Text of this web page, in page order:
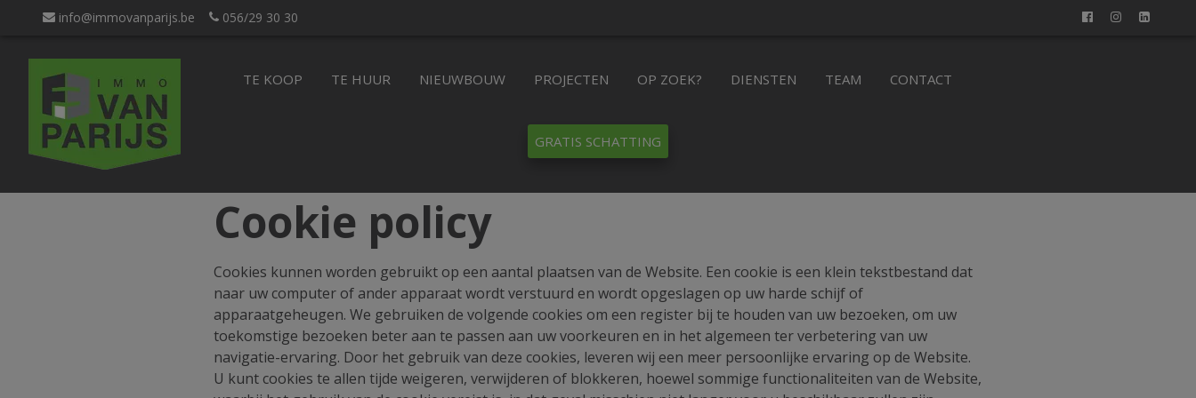
info@immovanparijs.be 056/29 30 30
TE KOOP TE HUUR NIEUWBOUW PROJECTEN OP ZOEK? DIENSTEN TEAM CONTACT
GRATIS SCHATTING
Cookie policy
Cookies kunnen worden gebruikt op een aantal plaatsen van de Website. Een cookie is een klein tekstbestand dat
naar uw computer of ander apparaat wordt verstuurd en wordt opgeslagen op uw harde schijf of
apparaatgeheugen. We gebruiken de volgende cookies om een register bij te houden van uw bezoeken, om uw
toekomstige bezoeken beter aan te passen aan uw voorkeuren en in het algemeen ter verbetering van uw
navigatie-ervaring. Door het gebruik van deze cookies, leveren wij een meer persoonlijke ervaring op de Website.
U kunt cookies te allen tijde weigeren, verwijderen of blokkeren, hoewel sommige functionaliteiten van de Website,